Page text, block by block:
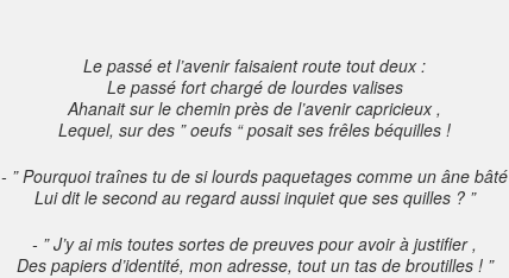
Le passé et l’avenir faisaient route tout deux :
Le passé fort chargé de lourdes valises
Ahanait sur le chemin près de l’avenir capricieux ,
Lequel, sur des ” oeufs “ posait ses frêles béquilles !
- ” Pourquoi traînes tu de si lourds paquetages comme un âne bâté
Lui dit le second au regard aussi inquiet que ses quilles ? ”
- ” J’y ai mis toutes sortes de preuves pour avoir à justifier ,
Des papiers d’identité, mon adresse, tout un tas de broutilles ! ”